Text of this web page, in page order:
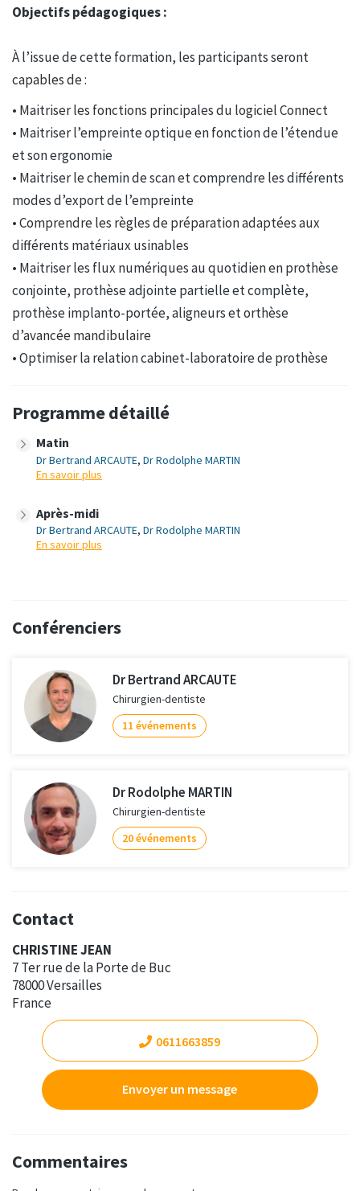
Objectifs pédagogiques :
À l’issue de cette formation, les participants seront
capables de :
• Maitriser les fonctions principales du logiciel Connect
• Maitriser l’empreinte optique en fonction de l’étendue
et son ergonomie
• Maitriser le chemin de scan et comprendre les différents
modes d’export de l’empreinte
• Comprendre les règles de préparation adaptées aux
différents matériaux usinables
• Maitriser les flux numériques au quotidien en prothèse
conjointe, prothèse adjointe partielle et complète,
prothèse implanto-portée, aligneurs et orthèse
d’avancée mandibulaire
• Optimiser la relation cabinet-laboratoire de prothèse
Programme détaillé
Matin
Dr Bertrand ARCAUTE, Dr Rodolphe MARTIN
En savoir plus
Après-midi
Dr Bertrand ARCAUTE, Dr Rodolphe MARTIN
En savoir plus
Conférenciers
Dr Bertrand ARCAUTE
Chirurgien-dentiste
11 événements
Dr Rodolphe MARTIN
Chirurgien-dentiste
20 événements
Contact
CHRISTINE JEAN
7 Ter rue de la Porte de Buc
78000 Versailles
France
0611663859
Envoyer un message
Commentaires